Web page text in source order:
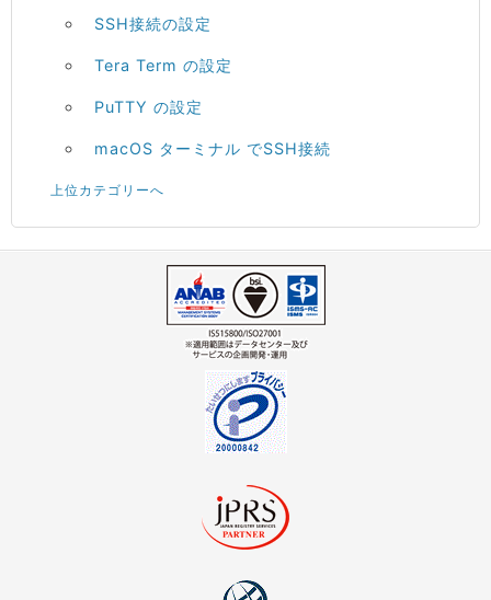
SSH接続の設定
Tera Term の設定
PuTTY の設定
macOS ターミナル でSSH接続
上位カテゴリーへ